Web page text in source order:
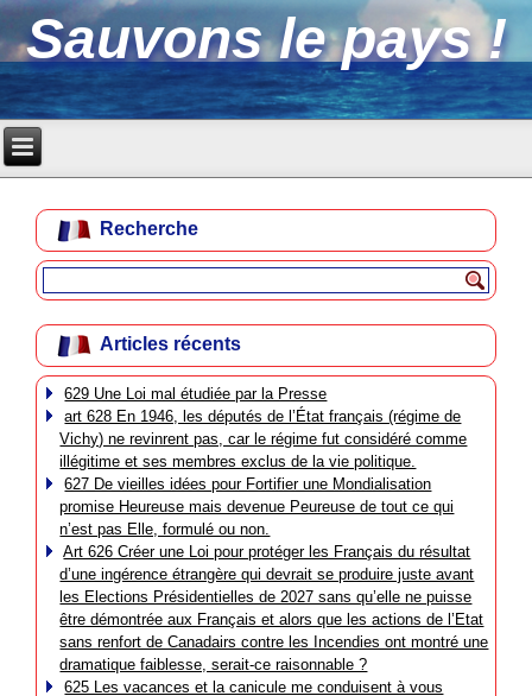
Sauvons le pays !
Recherche
Articles récents
629 Une Loi mal étudiée par la Presse
art 628 En 1946, les députés de l’État français (régime de
Vichy) ne revinrent pas, car le régime fut considéré comme
illégitime et ses membres exclus de la vie politique.
627 De vieilles idées pour Fortifier une Mondialisation
promise Heureuse mais devenue Peureuse de tout ce qui
n’est pas Elle, formulé ou non.
Art 626 Créer une Loi pour protéger les Français du résultat
d’une ingérence étrangère qui devrait se produire juste avant
les Elections Présidentielles de 2027 sans qu’elle ne puisse
être démontrée aux Français et alors que les actions de l’Etat
sans renfort de Canadairs contre les Incendies ont montré une
dramatique faiblesse, serait-ce raisonnable ?
625 Les vacances et la canicule me conduisent à vous